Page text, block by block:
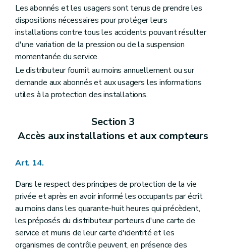
Les abonnés et les usagers sont tenus de prendre les
dispositions nécessaires pour protéger leurs
installations contre tous les accidents pouvant résulter
d'une variation de la pression ou de la suspension
momentanée du service.
Le distributeur fournit au moins annuellement ou sur
demande aux abonnés et aux usagers les informations
utiles à la protection des installations.
Section 3
Accès aux installations et aux compteurs
Art. 14.
Dans le respect des principes de protection de la vie
privée et après en avoir informé les occupants par écrit
au moins dans les quarante-huit heures qui précèdent,
les préposés du distributeur porteurs d'une carte de
service et munis de leur carte d'identité et les
organismes de contrôle peuvent, en présence des